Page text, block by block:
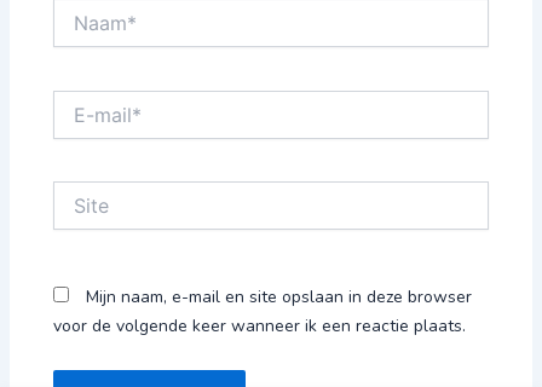
mail*
Mijn naam, e-mail en site opslaan in deze browser
voor de volgende keer wanneer ik een reactie plaats.